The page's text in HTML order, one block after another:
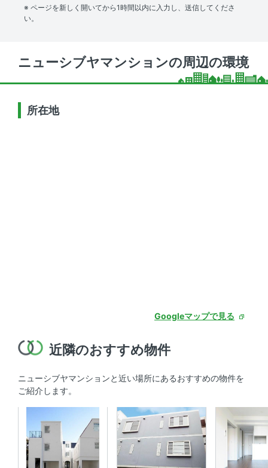
※ ページを新しく開いてから1時間以内に入力し、送信してくださ
い。
ニューシブヤマンションの周辺の環境
所在地
Googleマップで見る
近隣のおすすめ物件
ニューシブヤマンションと近い場所にあるおすすめの物件を
ご紹介します。